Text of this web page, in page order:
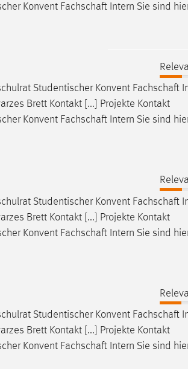
Konvent Fachschaft Intern Sie sind
Studentischer Konvent Fachschaft
Brett Kontakt [...] Projekte Kontakt
Konvent Fachschaft Intern Sie sind
Studentischer Konvent Fachschaft
Brett Kontakt [...] Projekte Kontakt
Konvent Fachschaft Intern Sie sind
Studentischer Konvent Fachschaft
Brett Kontakt [...] Projekte Kontakt
Konvent Fachschaft Intern Sie sind